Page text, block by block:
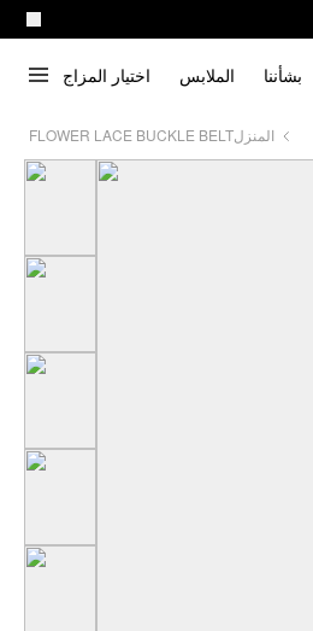
اختيار المزاج الملابس بشأننا
المنزلFLOWER LACE BUCKLE BELT